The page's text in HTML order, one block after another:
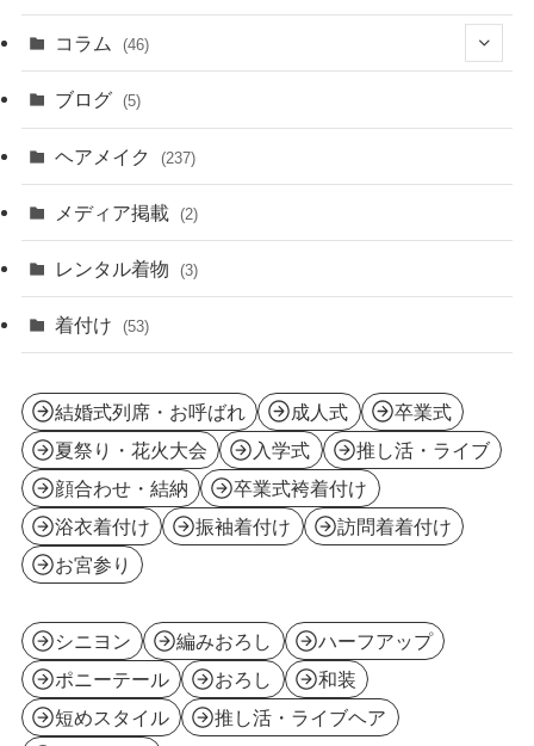
コラム (46)
(3)
ブログ (5)
ヘアメイク (237)
メディア掲載 (2)
レンタル着物 (3)
着付け (53)
結婚式列席・お呼ばれ 成人式
卒業式
夏祭り・花火大会
入学式
推し活・ライブ
顔合わせ・結納
卒業式袴着付け
浴衣着付け
振袖着付け
訪問着着付け
お宮参り
シニヨン 編みおろし
ハーフアップ
ポニーテール
おろし
和装
短めスタイル
推し活・ライブヘア